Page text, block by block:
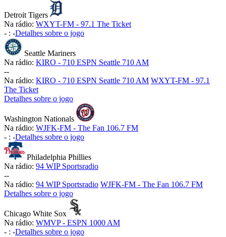
Detroit Tigers
Na rádio: WXYT-FM - 97.1 The Ticket
- : -Detalhes sobre o jogo
Seattle Mariners
Na rádio: KIRO - 710 ESPN Seattle 710 AM
--
Na rádio: KIRO - 710 ESPN Seattle 710 AM WXYT-FM - 97.1
The Ticket
Detalhes sobre o jogo
Washington Nationals
Na rádio: WJFK-FM - The Fan 106.7 FM
- : -Detalhes sobre o jogo
Philadelphia Phillies
Na rádio: 94 WIP Sportsradio
--
Na rádio: 94 WIP Sportsradio WJFK-FM - The Fan 106.7 FM
Detalhes sobre o jogo
Chicago White Sox
Na rádio: WMVP - ESPN 1000 AM
- : -Detalhes sobre o jogo